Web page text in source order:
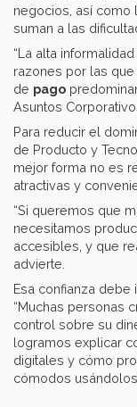
negocios, así como
suman a las
“La alta
razones por las
de pago
Asuntos
Para reducir el
de Producto y
mejor forma no es
atractivas y
“Si queremos que
necesitamos
accesibles, y que
advierte.
Esa confianza debe
“Muchas personas
control sobre su
logramos explicar
digitales y cómo
cómodos